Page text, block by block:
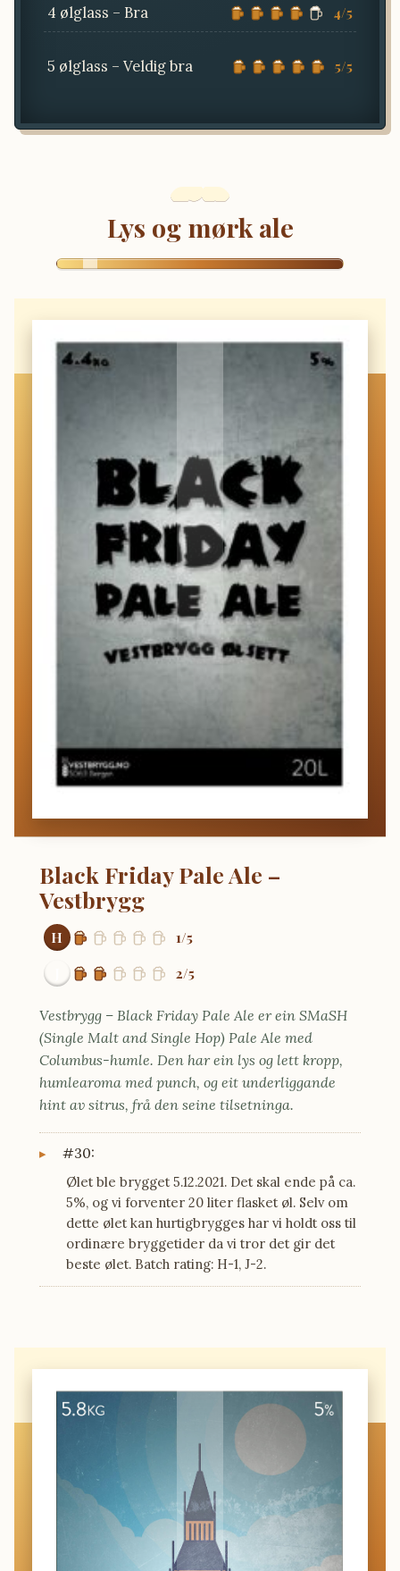
4 ølglass – Bra 4/5
5 ølglass – Veldig bra 5/5
Lys og mørk ale
Black Friday Pale Ale –
Vestbrygg
H
1/5
2/5
Vestbrygg – Black Friday Pale Ale er ein SMaSH
(Single Malt and Single Hop) Pale Ale med
Columbus-humle. Den har ein lys og lett kropp,
humlearoma med punch, og eit underliggande
hint av sitrus, frå den seine tilsetninga.
#30:
Ølet ble brygget 5.12.2021. Det skal ende på ca.
5%, og vi forventer 20 liter flasket øl. Selv om
dette ølet kan hurtigbrygges har vi holdt oss til
ordinære bryggetider da vi tror det gir det
beste ølet. Batch rating: H-1, J-2.